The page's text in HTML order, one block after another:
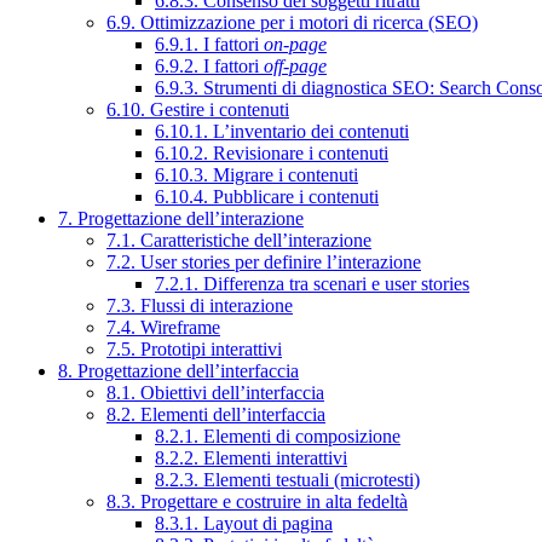
6.9. Ottimizzazione per i motori di ricerca (SEO)
6.9.1. I fattori on-page
6.9.2. I fattori off-page
6.9.3. Strumenti di diagnostica SEO: Search
6.10. Gestire i contenuti
6.10.1. L’inventario dei contenuti
6.10.2. Revisionare i contenuti
6.10.3. Migrare i contenuti
6.10.4. Pubblicare i contenuti
7. Progettazione dell’interazione
7.1. Caratteristiche dell’interazione
7.2. User stories per definire l’interazione
7.2.1. Differenza tra scenari e user stories
7.3. Flussi di interazione
7.4. Wireframe
7.5. Prototipi interattivi
8. Progettazione dell’interfaccia
8.1. Obiettivi dell’interfaccia
8.2. Elementi dell’interfaccia
8.2.1. Elementi di composizione
8.2.2. Elementi interattivi
8.2.3. Elementi testuali (microtesti)
8.3. Progettare e costruire in alta fedeltà
8.3.1. Layout di pagina